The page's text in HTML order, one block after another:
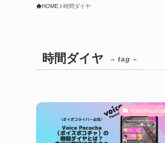
HOME 時間ダイヤ
時間ダイヤ – tag –
VoicePococha